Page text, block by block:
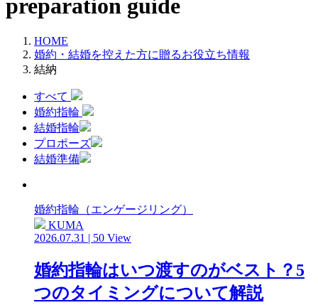
preparation guide
HOME
婚約・結婚を控えた方に贈るお役立ち情報
結納
すべて
婚約指輪
結婚指輪
プロポーズ
結婚準備
婚約指輪（エンゲージリング）
KUMA
2026.07.31 | 50 View
婚約指輪はいつ渡すのがベスト？5
つのタイミングについて解説